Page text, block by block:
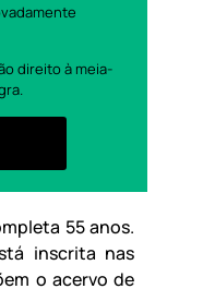
direito à meia-
55 anos.
inscrita nas
o acervo de